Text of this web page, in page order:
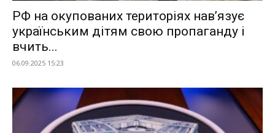
РФ на окупованих територіях нав’язує
українським дітям свою пропаганду і
вчить...
06.09.2025 15:23